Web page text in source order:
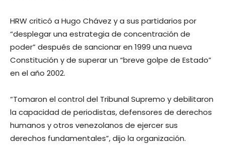
HRW criticó a Hugo Chávez y a sus partidarios por
“desplegar una estrategia de concentración de
poder” después de sancionar en 1999 una nueva
Constitución y de superar un “breve golpe de Estado”
en el año 2002.
“Tomaron el control del Tribunal Supremo y debilitaron
la capacidad de periodistas, defensores de derechos
humanos y otros venezolanos de ejercer sus
derechos fundamentales”, dijo la organización.